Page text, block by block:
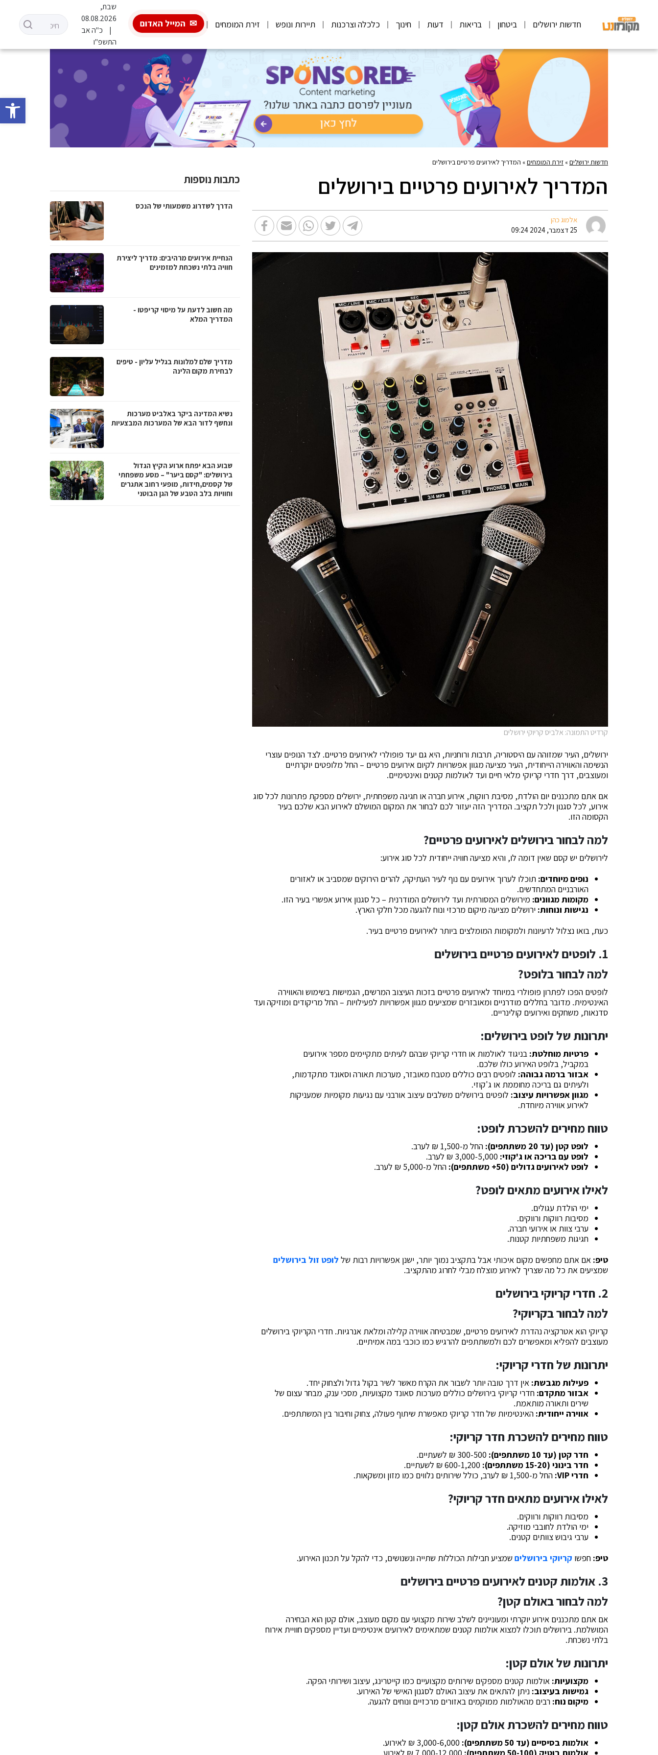
פתח
חדשות ירושלים ביטחון בריאות דעות חינוך כלכלה וצרכנות תיירות ונופש זירת המומחים המייל האדום
שבת,
08.08.2026
כ"ה אב
התשפ"ו
חדשות ירושלים» זירת המומחים» המדריך לאירועים פרטיים בירושלים
המדריך לאירועים פרטיים בירושלים
אלמוג כהן
25 דצמבר, 2024 09:24
קרדיט התמונה: אלביס קריוקי ירושלים
ירושלים, העיר שמזוהה עם היסטוריה, תרבות ורוחניות, היא גם יעד פופולרי לאירועים פרטיים. לצד הנופים עוצרי
הנשימה והאווירה הייחודית, העיר מציעה מגוון אפשרויות לקיום אירועים פרטיים – החל מלופטים יוקרתיים
ומעוצבים, דרך חדרי קריוקי מלאי חיים ועד לאולמות קטנים ואינטימיים.
אם אתם מתכננים יום הולדת, מסיבת רווקות, אירוע חברה או חגיגה משפחתית, ירושלים מספקת פתרונות לכל סוג
אירוע, לכל סגנון ולכל תקציב. המדריך הזה יעזור לכם לבחור את המקום המושלם לאירוע הבא שלכם בעיר
הקסומה הזו.
למה לבחור בירושלים לאירועים פרטיים?
לירושלים יש קסם שאין דומה לו, והיא מציעה חוויה ייחודית לכל סוג אירוע:
נופים מיוחדים: תוכלו לערוך אירועים עם נוף לעיר העתיקה, להרים הירוקים שמסביב או לאזורים
האורבניים המתחדשים.
מקומות מגוונים: מירושלים המסורתית ועד לירושלים המודרנית – כל סגנון אירוע אפשרי בעיר הזו.
נגישות ונוחות: ירושלים מציעה מיקום מרכזי ונוח להגעה מכל חלקי הארץ.
כעת, בואו נצלול לרעיונות ולמקומות המומלצים ביותר לאירועים פרטיים בעיר.
1. לופטים לאירועים פרטיים בירושלים
למה לבחור בלופט?
לופטים הפכו לפתרון פופולרי במיוחד לאירועים פרטיים בזכות העיצוב המרשים, הגמישות בשימוש והאווירה
האינטימית. מדובר בחללים מודרניים ומאובזרים שמציעים מגוון אפשרויות לפעילויות – החל מריקודים ומוזיקה ועד
סדנאות, משחקים ואירועים קולינריים.
יתרונות של לופט בירושלים:
פרטיות מוחלטת: בניגוד לאולמות או חדרי קריוקי שבהם לעיתים מתקיימים מספר אירועים
במקביל, בלופט האירוע כולו שלכם.
אבזור ברמה גבוהה: לופטים רבים כוללים מטבח מאובזר, מערכות תאורה וסאונד מתקדמות,
ולעיתים גם בריכה מחוממת או ג'קוזי.
מגוון אפשרויות עיצוב: לופטים בירושלים משלבים עיצוב אורבני עם נגיעות מקומיות שמעניקות
לאירוע אווירה מיוחדת.
טווח מחירים להשכרת לופט:
לופט קטן (עד 20 משתתפים):
החל מ-1,500 ₪ לערב.
לופט עם בריכה או ג'קוזי:
לופט לאירועים גדולים (50+ משתתפים):
החל מ-5,000 ₪ לערב.
לאילו אירועים מתאים לופט?
ימי הולדת עגולים.
מסיבות רווקות ורווקים.
ערבי צוות או אירועי חברה.
חגיגות משפחתיות קטנות.
טיפ: אם אתם מחפשים מקום איכותי אבל בתקציב נמוך יותר, ישנן אפשרויות רבות של לופט זול בירושלים
שמציעים את כל מה שצריך לאירוע מוצלח מבלי לחרוג מהתקציב.
2. חדרי קריוקי בירושלים
למה לבחור בקריוקי?
קריוקי הוא אטרקציה נהדרת לאירועים פרטיים, שמבטיחה אווירה קלילה ומלאת אנרגיות. חדרי הקריוקי בירושלים
מעוצבים להפליא ומאפשרים לכם ולמשתתפים להרגיש כמו כוכבי במה אמיתיים.
יתרונות של חדרי קריוקי:
פעילות מגבשת: אין דרך טובה יותר לשבור את הקרח מאשר לשיר בקול גדול ולצחוק יחד.
אבזור מתקדם: חדרי קריוקי בירושלים כוללים מערכות סאונד מקצועיות, מסכי ענק, מבחר עצום של
שירים ותאורה מותאמת.
אווירה ייחודית: האינטימיות של חדר קריוקי מאפשרת שיתוף פעולה, צחוק וחיבור בין המשתתפים.
טווח מחירים להשכרת חדר קריוקי:
חדר קטן (עד 10 משתתפים):
חדר בינוני (15-20 משתתפים):
חדריVIP
: החל מ-1,500 ₪ לערב, כולל שירותים נלווים כמו מזון ומשקאות.
לאילו אירועים מתאים חדר קריוקי?
מסיבות רווקות ורווקים.
ימי הולדת לחובבי מוזיקה.
ערבי גיבוש צוותים קטנים.
טיפ: חפשו קריוקי בירושליםשמציע חבילות הכוללות שתייה ונשנושים, כדי להקל על תכנון האירוע.
3. אולמות קטנים לאירועים פרטיים בירושלים
למה לבחור באולם קטן?
אם אתם מתכננים אירוע יוקרתי ומעוניינים לשלב שירות מקצועי עם מקום מעוצב, אולם קטן הוא הבחירה
המושלמת. בירושלים תוכלו למצוא אולמות קטנים שמתאימים לאירועים אינטימיים ועדיין מספקים חוויית אירוח
בלתי נשכחת.
יתרונות של אולם קטן:
מקצועיות: אולמות קטנים מספקים שירותים מקצועיים כמו קייטרינג, עיצוב ושירותי הפקה.
גמישות בעיצוב: ניתן להתאים את עיצוב האולם לסגנון האישי של האירוע.
מיקום נוח: רבים מהאולמות ממוקמים באזורים מרכזיים ונוחים להגעה.
טווח מחירים להשכרת אולם קטן:
אולמות בסיסיים (עד 50 משתתפים):
כתבות נוספות
הדרך לשדרוג משמעותי של הנכס
הנחיית אירועים מרהיבים: מדריך ליצירת
חוויה בלתי נשכחת למזמינים
מה חשוב לדעת על מיסוי קריפטו -
המדריך המלא
מדריך שלם למלונות בגליל עליון - טיפים
לבחירת מקום הלינה
נשיא המדינה ביקר באלביט מערכות
ונחשף לדור הבא של המערכות המבצעיות
שבוע הבא יפתח ארוע הקיץ הגדול
בירושלים: "קסם ביער" – מסע משפחתי
של קסמים,חידות, מופעי רחוב אתגרים
וחוויות בלב הטבע של הגן הבוטני